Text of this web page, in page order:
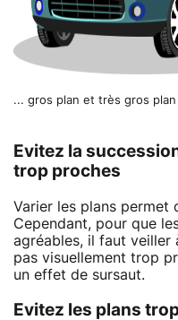
... gros plan et très gros plan
Evitez la
trop proches
Varier les plans permet
Cependant, pour que
agréables, il faut veiller
pas visuellement trop
un effet de sursaut.
Evitez les plans